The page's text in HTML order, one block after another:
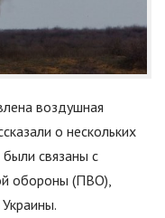
воздушная
о нескольких
связаны с
обороны (ПВО),